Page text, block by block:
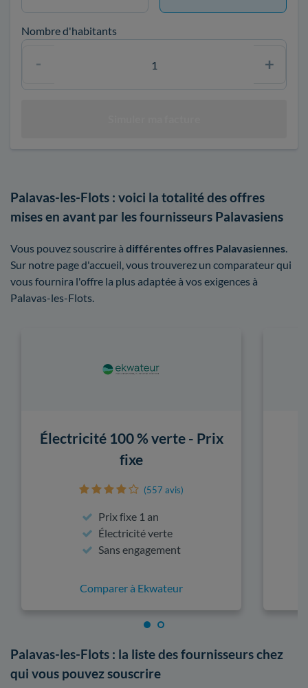
Nombre d'habitants
Palavas-les-Flots : voici la totalité des offres
mises en avant par les fournisseurs Palavasiens
Vous pouvez souscrire à différentes offres Palavasiennes
Sur notre page d'accueil, vous trouverez un comparateur qui
vous fournira l'offre la plus adaptée à vos exigences à
Palavas-les-Flots.
Électricité 100 % verte - Prix
fixe
(557 avis)
Prix fixe 1 an
Électricité verte
Sans engagement
Comparer à Ekwateur
Palavas-les-Flots : la liste des fournisseurs chez
qui vous pouvez souscrire